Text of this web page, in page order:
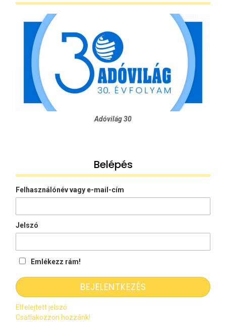
Adóvilág 30
Belépés
Felhasználónév vagy e-mail-cím
Jelszó
Emlékezz rám!
Elfelejtett jelszó
Csatlakozzon hozzánk!